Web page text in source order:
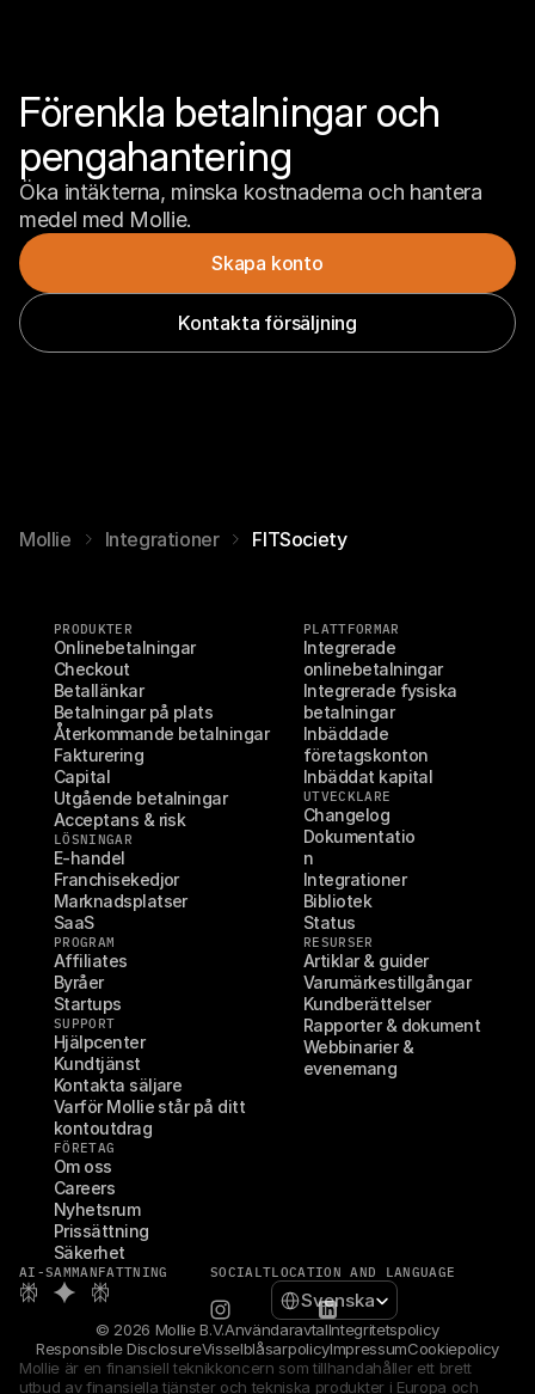
Förenkla betalningar och
pengahantering
Öka intäkterna, minska kostnaderna och hantera
medel med Mollie.
Skapa konto
Kontakta försäljning
Mollie Integrationer FITSociety
PRODUKTER
Onlinebetalningar
Checkout
Betallänkar
Betalningar på plats
Återkommande betalningar
Fakturering
Capital
Utgående betalningar
Acceptans & risk
LÖSNINGAR
E-handel
Franchisekedjor
Marknadsplatser
SaaS
PROGRAM
Affiliates
Byråer
Startups
SUPPORT
Hjälpcenter
Kundtjänst
Kontakta säljare
Varför Mollie står på ditt
kontoutdrag
FÖRETAG
Om oss
Careers
Nyhetsrum
Prissättning
Säkerhet
PLATTFORMAR
Integrerade
onlinebetalningar
Integrerade fysiska
betalningar
Inbäddade
företagskonton
Inbäddat kapital
UTVECKLARE
Changelog
Dokumentatio
n
Integrationer
Bibliotek
Status
RESURSER
Artiklar & guider
Varumärkestillgångar
Kundberättelser
Rapporter & dokument
Webbinarier &
evenemang
AI-SAMMANFATTNING SOCIALTLOCATION AND LANGUAGE
Select Language
Svenska
© 2026 Mollie B.V.AnvändaravtalIntegritetspolicy
Responsible DisclosureVisselblåsarpolicyImpressumCookiepolicy
Mollie är en finansiell teknikkoncern som tillhandahåller ett brett
utbud av finansiella tjänster och tekniska produkter i Europa och